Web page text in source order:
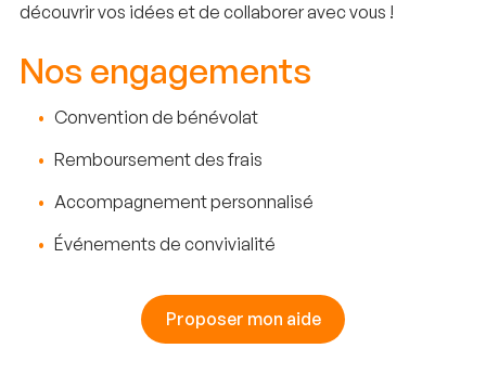
découvrir vos idées et de collaborer avec vous !
Nos engagements
Convention de bénévolat
Remboursement des frais
Accompagnement personnalisé
Événements de convivialité
Proposer mon aide